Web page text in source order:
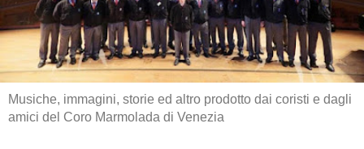
Musiche, immagini, storie ed altro prodotto dai coristi e dagli
amici del Coro Marmolada di Venezia